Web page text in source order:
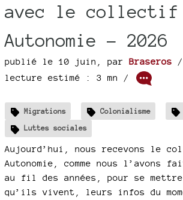
avec le collectif
Autonomie - 2026
publié le 10 juin par Braseros /
lecture estimé : 3 mn /
Migrations Colonialisme
Luttes sociales
Aujourd’hui, nous recevons le
Autonomie, comme nous l’avons
au fil des années, pour se
qu’ils vivent, leurs infos du